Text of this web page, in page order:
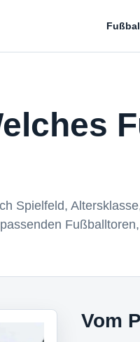
Spielfeld,
Vom